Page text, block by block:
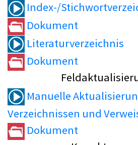
Index-/
Dokument
Literaturverzeichnis
Dokument
Manuelle
Verzeichnissen und
Dokument